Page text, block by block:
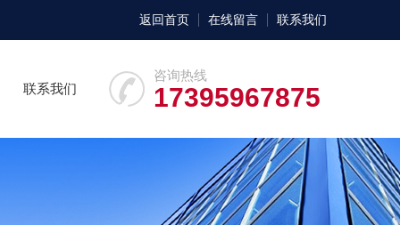
返回首页 在线留言 联系我们
咨询热线
17395967875
联系我们